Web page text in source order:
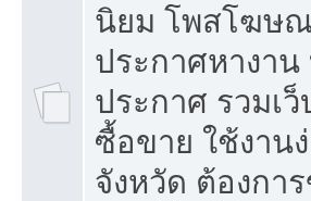
นิยม โพสโฆษ
ประกาศหางาน
ประกาศ รวมเ
ซื้อขาย ใช้งาน
จังหวัด ต้องกา